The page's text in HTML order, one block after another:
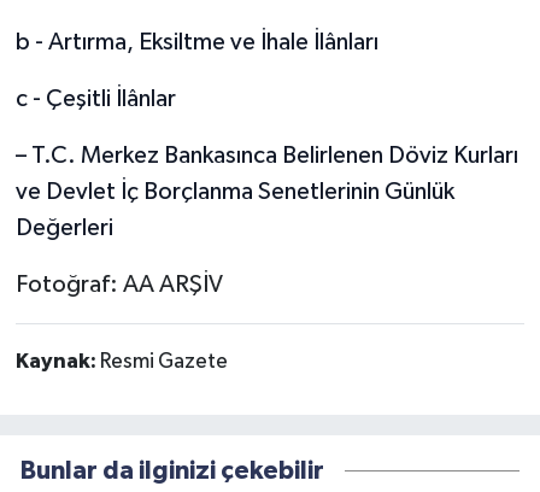
b - Artırma, Eksiltme ve İhale İlânları
c - Çeşitli İlânlar
– T.C. Merkez Bankasınca Belirlenen Döviz Kurları
ve Devlet İç Borçlanma Senetlerinin Günlük
Değerleri
Fotoğraf: AA ARŞİV
Kaynak: Resmi Gazete
Bunlar da ilginizi çekebilir